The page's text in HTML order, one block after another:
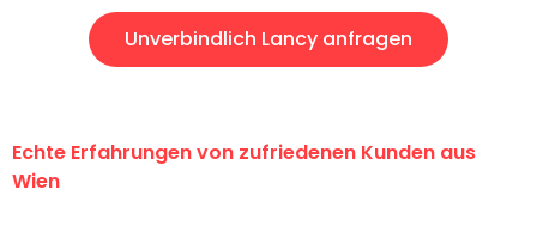
Unverbindlich Lancy anfragen
Echte Erfahrungen von zufriedenen Kunden aus
Wien